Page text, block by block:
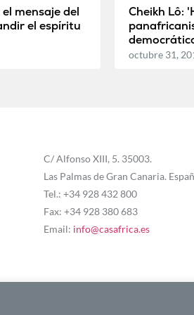
mensaje del
el espíritu
Cheikh Lô:
octubre 31,
C/ Alfonso XIII, 5. 35003.
Las Palmas de Gran Canaria.
Tel.: +34 928 432 800
Fax: +34 928 380 683
Email: info@casafrica.es